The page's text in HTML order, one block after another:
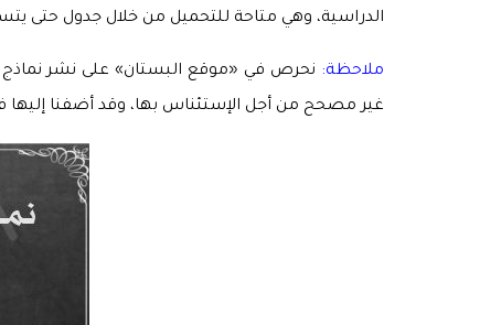
الدراسية، وهي متاحة للتحميل من خلال جدول حتى
ملاحظة: نحرص في «موقع البستان» على نشر نماذج
غير مصحح من أجل الإستئناس بها، وقد أضفنا إليها